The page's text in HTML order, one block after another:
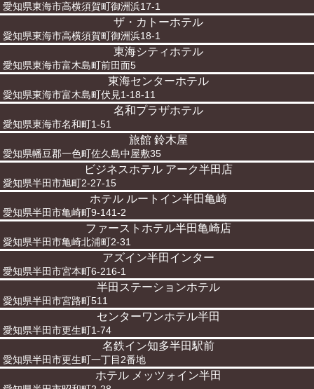
愛知県東海市高横須賀町御洲浜17-1
ザ・カトーホテル
愛知県東海市高横須賀町御洲浜18-1
東海シティホテル
愛知県東海市富木島町前田面5
東海センターホテル
愛知県東海市富木島町伏見1-18-11
名和プラザホテル
愛知県東海市名和町1-51
旅館 鈴木屋
愛知県幡豆郡一色町佐久島中屋敷35
ビジネスホテル アーク半田店
愛知県半田市旭町2-27-15
ホテル ルートイン半田亀崎
愛知県半田市亀崎町9-141-2
ファーストホテル半田亀崎店
愛知県半田市亀崎北浦町2-31
アズイン半田インター
愛知県半田市宮本町6-216-1
半田ステーションホテル
愛知県半田市宮路町511
センターワンホテル半田
愛知県半田市更生町1-74
名鉄イン知多半田駅前
愛知県半田市更生町一丁目2番地
ホテル メッツォイン半田